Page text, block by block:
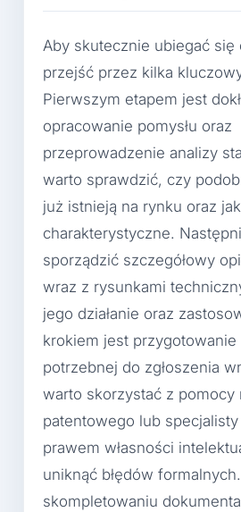
Aby skutecznie ubiegać się
przejść przez kilka
Pierwszym etapem jest
opracowanie pomysłu oraz
przeprowadzenie analizy
warto sprawdzić, czy
już istnieją na rynku oraz
charakterystyczne.
sporządzić szczegółowy
wraz z rysunkami
jego działanie oraz
krokiem jest przygotowanie
potrzebnej do zgłoszenia
warto skorzystać z pomocy
patentowego lub
prawem własności
uniknąć błędów
skompletowaniu